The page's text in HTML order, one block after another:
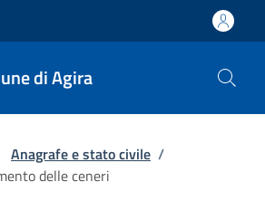
di Agira
Anagrafe e stato civile /
delle ceneri